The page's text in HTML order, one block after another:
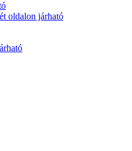
oldalon járható